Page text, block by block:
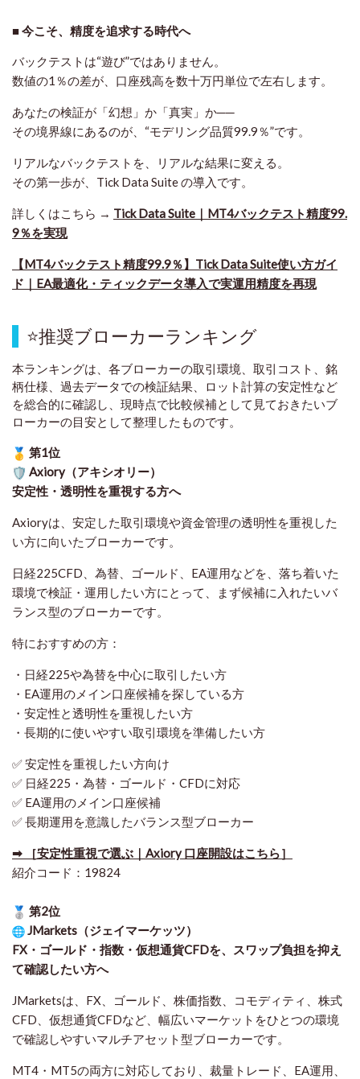
■ 今こそ、精度を追求する時代へ
バックテストは“遊び”ではありません。
数値の1％の差が、口座残高を数十万円単位で左右します。
あなたの検証が「幻想」か「真実」か──
その境界線にあるのが、“モデリング品質99.9％”です。
リアルなバックテストを、リアルな結果に変える。
その第一歩が、Tick Data Suite の導入です。
詳しくはこちら → Tick Data Suite｜MT4バックテスト精度99.
9％を実現
【MT4バックテスト精度99.9％】Tick Data Suite使い方ガイ
ド｜EA最適化・ティックデータ導入で実運用精度を再現
⭐推奨ブローカーランキング
本ランキングは、各ブローカーの取引環境、取引コスト、銘
柄仕様、過去データでの検証結果、ロット計算の安定性など
を総合的に確認し、現時点で比較候補として見ておきたいブ
ローカーの目安として整理したものです。
第1位
Axiory（アキシオリー）
安定性・透明性を重視する方へ
Axioryは、安定した取引環境や資金管理の透明性を重視した
い方に向いたブローカーです。
日経225CFD、為替、ゴールド、EA運用などを、落ち着いた
環境で検証・運用したい方にとって、まず候補に入れたいバ
ランス型のブローカーです。
特におすすめの方：
・日経225や為替を中心に取引したい方
・EA運用のメイン口座候補を探している方
・安定性と透明性を重視したい方
・長期的に使いやすい取引環境を準備したい方
✅ 安定性を重視したい方向け
✅ 日経225・為替・ゴールド・CFDに対応
✅ EA運用のメイン口座候補
✅ 長期運用を意識したバランス型ブローカー
➡ ［安定性重視で選ぶ｜Axiory 口座開設はこちら］
紹介コード：19824
第2位
JMarkets（ジェイマーケッツ）
FX・ゴールド・指数・仮想通貨CFDを、スワップ負担を抑え
て確認したい方へ
JMarketsは、FX、ゴールド、株価指数、コモディティ、株式
CFD、仮想通貨CFDなど、幅広いマーケットをひとつの環境
で確認しやすいマルチアセット型ブローカーです。
MT4・MT5の両方に対応しており、裁量トレード、EA運用、